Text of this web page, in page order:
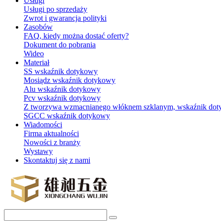
Usługi po sprzedaży
Zwrot i gwarancja polityki
Zasobów
FAQ, kiedy można dostać oferty?
Dokument do pobrania
Wideo
Materiał
SS wskaźnik dotykowy
Mosiądz wskaźnik dotykowy
Alu wskaźnik dotykowy
Pcv wskaźnik dotykowy
Z tworzywa wzmacnianego włóknem szklanym, wskaźnik
SGCC wskaźnik dotykowy
Wiadomości
Firma aktualności
Nowości z branży
Wystawy
Skontaktuj się z nami